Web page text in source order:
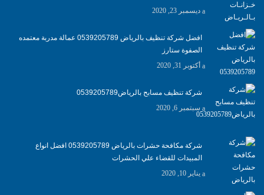
ديسمبر 23, 2020
افضل شركة تنظيف بالرياض 0539205789 عمالة مدربة معتمده
الصفوة ستارز
أكتوبر 31, 2020
شركة تنظيف مسابح بالرياض0539205789
سبتمبر 6, 2020
شركة مكافحة حشرات بالرياض 0539205789 افضل انواع
المبيدات للقضاء علي الحشرات
يناير 10, 2020